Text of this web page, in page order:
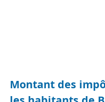
Montant des